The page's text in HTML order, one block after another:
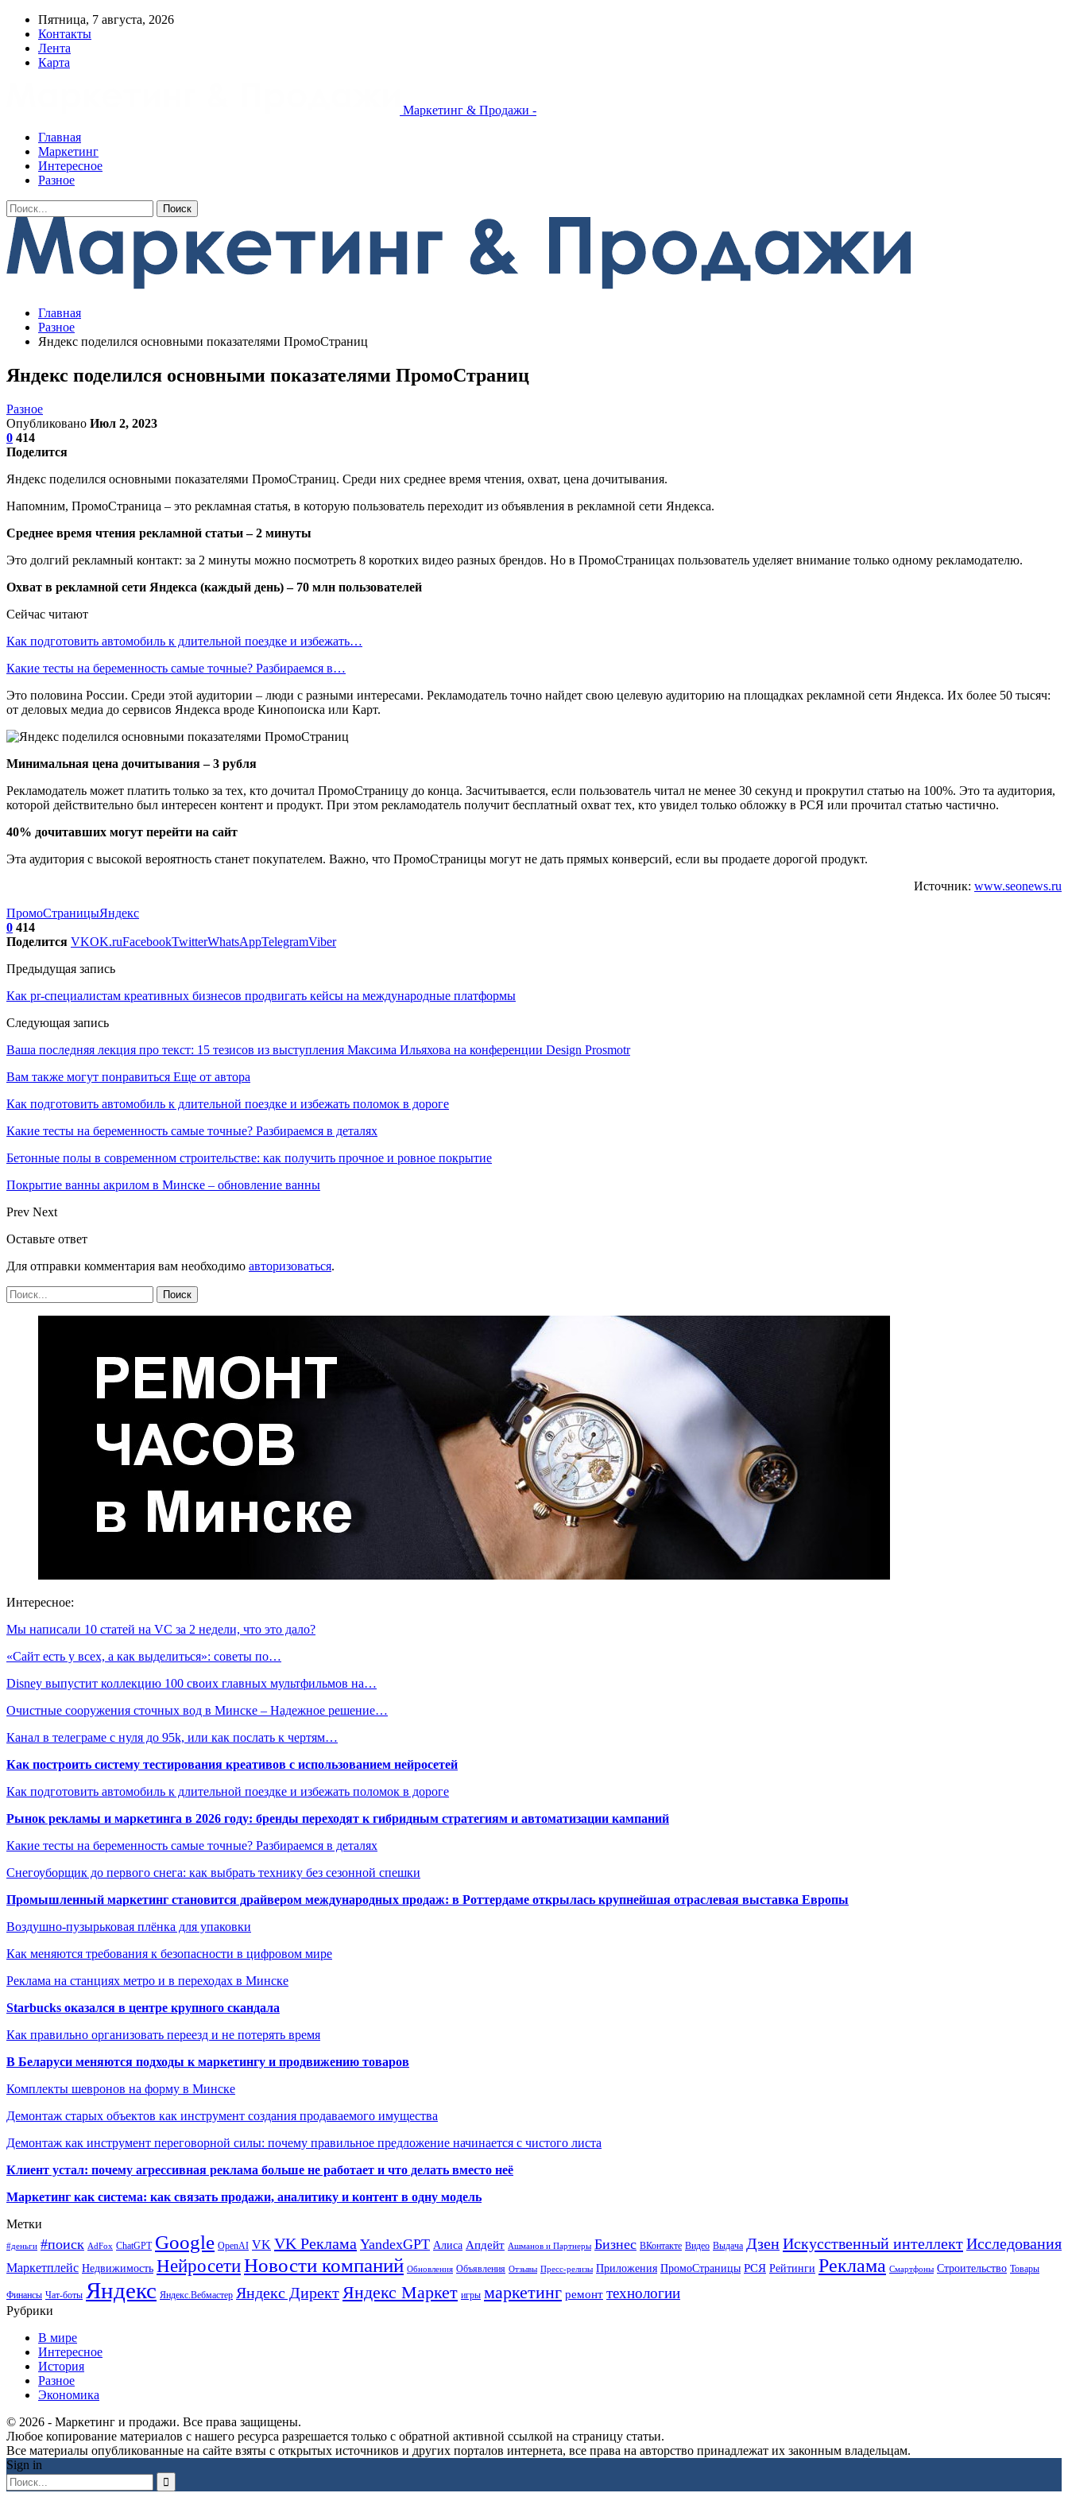
Пятница, 7 августа, 2026
Контакты
Лента
Карта
Маркетинг & Продажи -
Главная
Маркетинг
Интересное
Разное
Главная
Разное
Яндекс поделился основными показателями ПромоСтраниц
Яндекс поделился основными показателями ПромоСтраниц
Разное
Опубликовано Июл 2, 2023
0 414
Поделится
Яндекс поделился основными показателями ПромоСтраниц. Среди них среднее время чтения, охват, цена дочитывания.
Напомним, ПромоСтраница – это рекламная статья, в которую пользователь переходит из объявления в рекламной сети Яндекса.
Среднее время чтения рекламной статьи – 2 минуты
Это долгий рекламный контакт: за 2 минуты можно посмотреть 8 коротких видео разных брендов. Но в ПромоСтраницах пользователь уделяет внимание только одному рекламодателю.
Охват в рекламной сети Яндекса (каждый день) – 70 млн пользователей
Сейчас читают
Как подготовить автомобиль к длительной поездке и избежать…
Какие тесты на беременность самые точные? Разбираемся в…
Это половина России. Среди этой аудитории – люди с разными интересами. Рекламодатель точно найдет свою целевую аудиторию на площадках рекламной сети Яндекса. Их более 50 тысяч:
от деловых медиа до сервисов Яндекса вроде Кинопоиска или Карт.
Минимальная цена дочитывания – 3 рубля
Рекламодатель может платить только за тех, кто дочитал ПромоСтраницу до конца. Засчитывается, если пользователь читал не менее 30 секунд и прокрутил статью на 100%. Это та аудитория,
которой действительно был интересен контент и продукт. При этом рекламодатель получит бесплатный охват тех, кто увидел только обложку в РСЯ или прочитал статью частично.
40% дочитавших могут перейти на сайт
Эта аудитория с высокой вероятность станет покупателем. Важно, что ПромоСтраницы могут не дать прямых конверсий, если вы продаете дорогой продукт.
Источник: www.seonews.ru
ПромоСтраницыЯндекс
0 414
Поделится VKOK.ruFacebookTwitterWhatsAppTelegramViber
Предыдущая запись
Как pr-специалистам креативных бизнесов продвигать кейсы на международные платформы
Следующая запись
Ваша последняя лекция про текст: 15 тезисов из выступления Максима Ильяхова на конференции Design Prosmotr
Вам также могут понравиться Еще от автора
Как подготовить автомобиль к длительной поездке и избежать поломок в дороге
Какие тесты на беременность самые точные? Разбираемся в деталях
Бетонные полы в современном строительстве: как получить прочное и ровное покрытие
Покрытие ванны акрилом в Минске – обновление ванны
Prev Next
Оставьте ответ
Для отправки комментария вам необходимо авторизоваться.
Интересное:
Мы написали 10 статей на VC за 2 недели, что это дало?
«Сайт есть у всех, а как выделиться»: советы по…
Disney выпустит коллекцию 100 своих главных мультфильмов на…
Очистные сооружения сточных вод в Минске – Надежное решение…
Канал в телеграме с нуля до 95k, или как послать к чертям…
Как построить систему тестирования креативов с использованием нейросетей
Как подготовить автомобиль к длительной поездке и избежать поломок в дороге
Рынок рекламы и маркетинга в 2026 году: бренды переходят к гибридным стратегиям и автоматизации кампаний
Какие тесты на беременность самые точные? Разбираемся в деталях
Снегоуборщик до первого снега: как выбрать технику без сезонной спешки
Промышленный маркетинг становится драйвером международных продаж: в Роттердаме открылась крупнейшая отраслевая выставка Европы
Воздушно-пузырьковая плёнка для упаковки
Как меняются требования к безопасности в цифровом мире
Реклама на станциях метро и в переходах в Минске
Starbucks оказался в центре крупного скандала
Как правильно организовать переезд и не потерять время
В Беларуси меняются подходы к маркетингу и продвижению товаров
Комплекты шевронов на форму в Минске
Демонтаж старых объектов как инструмент создания продаваемого имущества
Демонтаж как инструмент переговорной силы: почему правильное предложение начинается с чистого листа
Клиент устал: почему агрессивная реклама больше не работает и что делать вместо неё
Маркетинг как система: как связать продажи, аналитику и контент в одну модель
Метки
#деньги #поиск AdFox ChatGPT Google OpenAI VK VK Реклама YandexGPT Алиса Апдейт Ашманов и Партнеры Бизнес ВКонтакте Видео Выдача ДзенИскусственный интеллектИсследования
Маркетплейс Недвижимость НейросетиНовости компаний Обновления Объявления Отзывы Пресс-релизы Приложения ПромоСтраницы РСЯ Рейтинги Реклама Смартфоны Строительство Товары
Финансы Чат-боты Яндекс Яндекс.Вебмастер Яндекс Директ Яндекс Маркет игры маркетинг ремонт технологии
Рубрики
В мире
Интересное
История
Разное
Экономика
© 2026 - Маркетинг и продажи. Все права защищены.
Любое копирование материалов с нашего ресурса разрешается только с обратной активной ссылкой на страницу статьи.
Все материалы опубликованные на сайте взяты с открытых источников и других порталов интернета, все права на авторство принадлежат их законным владельцам.
Sign in